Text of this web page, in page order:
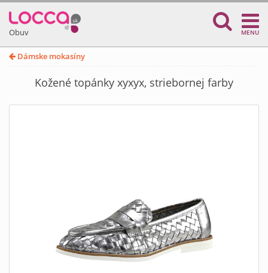
Obuv MENU
Dámske mokasíny
Kožené topánky xyxyx, striebornej farby